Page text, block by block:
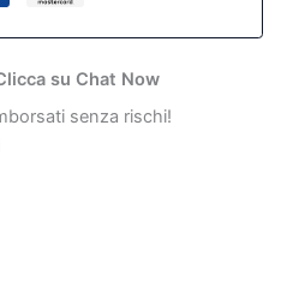
su Chat Now
senza rischi!